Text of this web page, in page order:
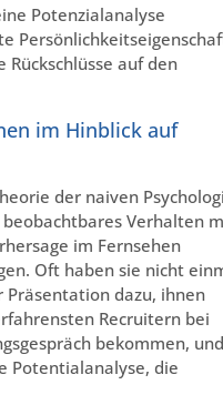
Potenzialanalyse
auf den
im Hinblick auf
der naiven
Verhalten
im Fernsehen
Oft haben sie nicht
dazu, ihnen
Recruitern bei
bekommen,
Potentialanalyse, die